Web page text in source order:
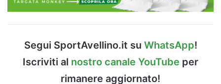
Segui SportAvellino.it su WhatsApp!
Iscriviti al nostro canale YouTube per
rimanere aggiornato!